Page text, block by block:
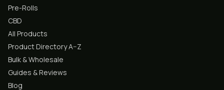
Pre-Rolls
CBD
All Products
Product Directory A–Z
Bulk & Wholesale
Guides & Reviews
Blog